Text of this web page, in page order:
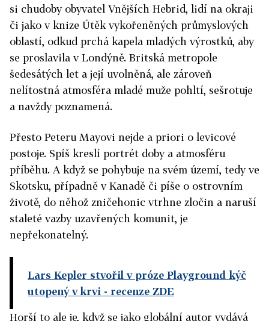
si chudoby obyvatel Vnějších Hebrid, lidí na okraji
či jako v knize Útěk vykořeněných průmyslových
oblastí, odkud prchá kapela mladých výrostků, aby
se proslavila v Londýně. Britská metropole
šedesátých let a její uvolněná, ale zároveň
nelítostná atmosféra mladé muže pohltí, sešrotuje
a navždy poznamená.
Přesto Peteru Mayovi nejde a priori o levicové
postoje. Spíš kreslí portrét doby a atmosféru
příběhu. A když se pohybuje na svém území, tedy ve
Skotsku, případně v Kanadě či píše o ostrovním
životě, do něhož zničehonic vtrhne zločin a naruší
staleté vazby uzavřených komunit, je
nepřekonatelný.
Lars Kepler stvořil v próze Playground kýč
utopený v krvi - recenze ZDE
Horší to ale je, když se jako globální autor vydává